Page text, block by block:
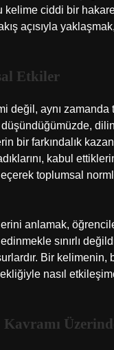
ciddi bir
açısıyla
Etkiler
değil, aynı
bir farkındalık
kabul
toplumsal
anlamak,
sınırlı
Bir
nasıl